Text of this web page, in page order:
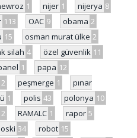
1 nijer 1 nijerya 8
113 OAC 9 obama 2
15 osman murat ülke 2
silah 4 özel güvenlik 11
1 papa 12
2 peşmerge 1
pınar
1 polis 43 polonya 10
2 RAMALC 1 rapor 5
34 robot 15